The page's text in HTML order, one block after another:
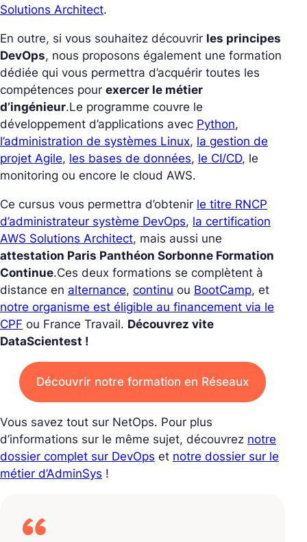
Solutions Architect.
En outre, si vous souhaitez découvrir les principes
DevOps, nous proposons également une formation
dédiée qui vous permettra d’acquérir toutes les
compétences pour exercer le métier
d’ingénieur.Le programme couvre le
développement d’applications avec Python,
l’administration de systèmes Linux, la gestion de
projet Agile, les bases de données, le CI/CD, le
monitoring ou encore le cloud AWS.
Ce cursus vous permettra d’obtenir le titre RNCP
d’administrateur système DevOps, la certification
AWS Solutions Architect, mais aussi une
attestation Paris Panthéon Sorbonne Formation
Continue.Ces deux formations se complètent à
distance en alternance, continu ou BootCamp, et
notre organisme est éligible au financement via le
CPF ou France Travail. Découvrez vite
DataScientest !
Découvrir notre formation en Réseaux
Vous savez tout sur NetOps. Pour plus
d’informations sur le même sujet, découvrez notre
dossier complet sur DevOps et notre dossier sur le
métier d’AdminSys !